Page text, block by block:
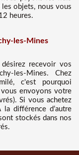
objets, nous vous
heures.
les-Mines
recevoir vos
les-Mines. Chez
c'est pourquoi
vous envoyons votre
Si vous achetez
différence d’autre
stockés dans nos